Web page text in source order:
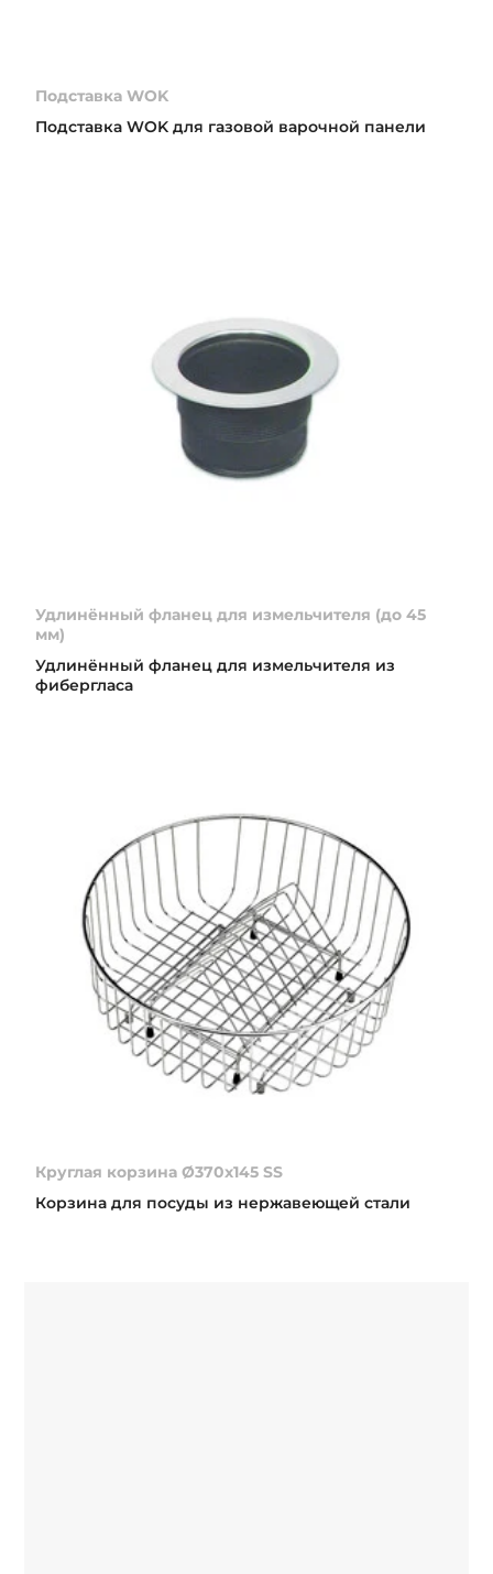
Подставка WOK
Подставка WOK для газовой варочной панели
Удлинённый фланец для измельчителя (до 45
мм)
Удлинённый фланец для измельчителя из
фибергласа
Круглая корзина Ø370x145 SS
Корзина для посуды из нержавеющей стали